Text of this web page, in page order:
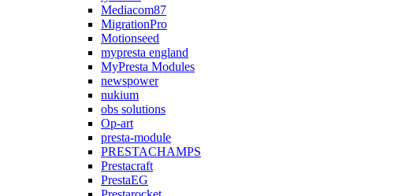
Mediacom87
MigrationPro
Motionseed
mypresta england
MyPresta Modules
newspower
nukium
obs solutions
Op-art
presta-module
PRESTACHAMPS
Prestacraft
PrestaEG